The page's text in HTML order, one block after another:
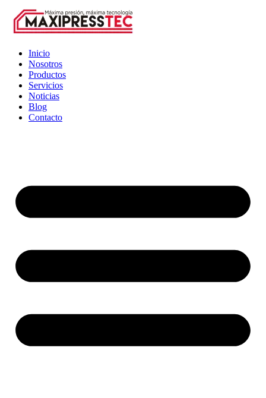
Inicio
Nosotros
Productos
Servicios
Noticias
Blog
Contacto